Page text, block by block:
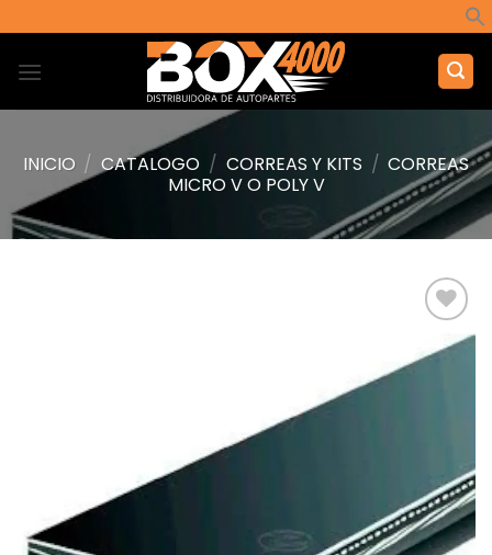
al
contenido
INICIO / CATALOGO / CORREAS Y KITS / CORREAS
MICRO V O POLY V
Añadir
a la